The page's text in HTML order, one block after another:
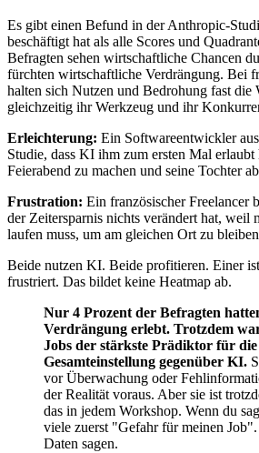
Es gibt einen Befund in der Anthropic-
beschäftigt hat als alle Scores und
Befragten sehen wirtschaftliche Chancen
fürchten wirtschaftliche Verdrängung. Bei
halten sich Nutzen und Bedrohung fast die
gleichzeitig ihr Werkzeug und ihr
Erleichterung: Ein Softwareentwickler
Studie, dass KI ihm zum ersten Mal
Feierabend zu machen und seine Tochter
Frustration: Ein französischer Freelancer
der Zeitersparnis nichts verändert hat, weil
laufen muss, um am gleichen Ort zu
Beide nutzen KI. Beide profitieren. Einer
frustriert. Das bildet keine Heatmap ab.
Nur 4 Prozent der Befragten
Verdrängung erlebt. Trotzdem
Jobs der stärkste Prädiktor für die
Gesamteinstellung gegenüber KI.
vor Überwachung oder
der Realität voraus. Aber sie ist
das in jedem Workshop. Wenn du
viele zuerst "Gefahr für meinen
Daten sagen.